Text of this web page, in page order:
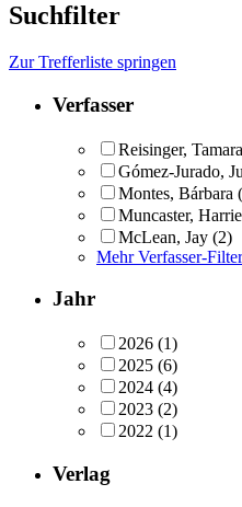
Suchfilter
Zur Trefferliste springen
Verfasser
Reisinger, Tamara
Gómez-Jurado,
Montes, Bárbara
Muncaster,
McLean, Jay (2)
Mehr Verfasser-
Jahr
2026 (1)
2025 (6)
2024 (4)
2023 (2)
2022 (1)
Verlag